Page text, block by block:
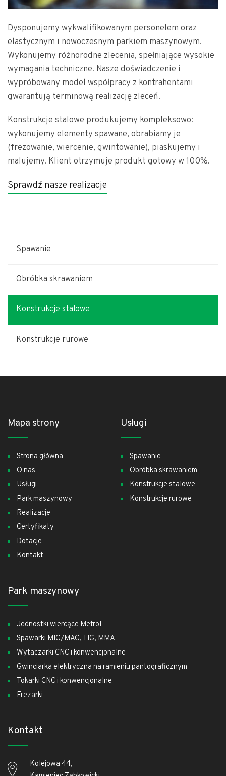
Dysponujemy wykwalifikowanym personelem oraz
elastycznym i nowoczesnym parkiem maszynowym.
Wykonujemy różnorodne zlecenia, spełniające wysokie
wymagania techniczne. Nasze doświadczenie i
wypróbowany model współpracy z kontrahentami
gwarantują terminową realizację zleceń.
Konstrukcje stalowe produkujemy kompleksowo:
wykonujemy elementy spawane, obrabiamy je
(frezowanie, wiercenie, gwintowanie), piaskujemy i
malujemy. Klient otrzymuje produkt gotowy w 100%.
Sprawdź nasze realizacje
Spawanie
Obróbka skrawaniem
Konstrukcje stalowe
Konstrukcje rurowe
Mapa strony
Strona główna
O nas
Usługi
Park maszynowy
Realizacje
Certyfikaty
Dotacje
Kontakt
Usługi
Spawanie
Obróbka skrawaniem
Konstrukcje stalowe
Konstrukcje rurowe
Park maszynowy
Jednostki wiercące Metrol
Spawarki MIG/MAG, TIG, MMA
Wytaczarki CNC i konwencjonalne
Gwinciarka elektryczna na ramieniu pantograficznym
Tokarki CNC i konwencjonalne
Frezarki
Kontakt
Kolejowa 44,